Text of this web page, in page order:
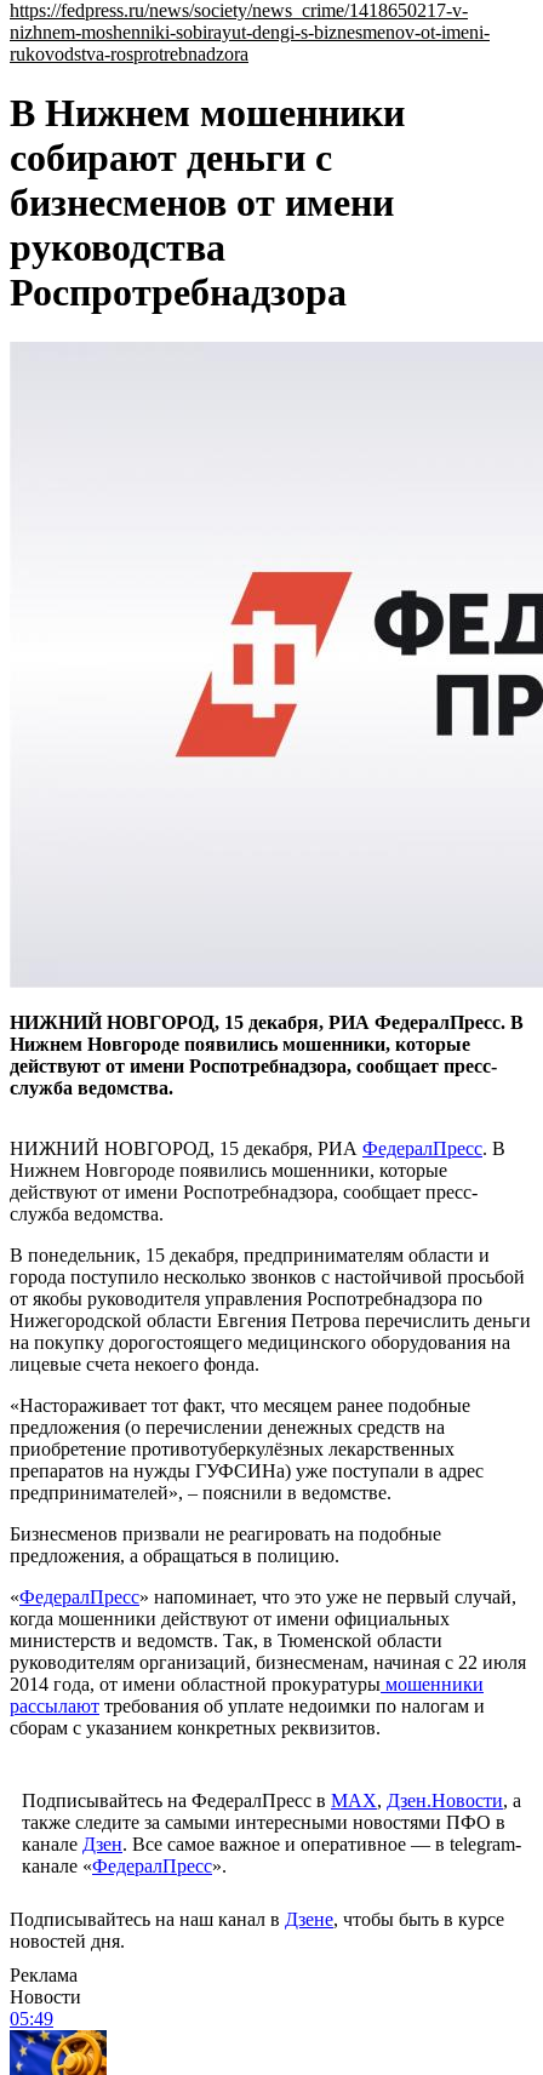
https://fedpress.ru/news/society/news_crime/1418650217-v-
nizhnem-moshenniki-sobirayut-dengi-s-biznesmenov-ot-imeni-
rukovodstva-rosprotrebnadzora
В Нижнем мошенники
собирают деньги с
бизнесменов от имени
руководства
Роспротребнадзора
НИЖНИЙ НОВГОРОД, 15 декабря, РИА ФедералПресс. В
Нижнем Новгороде появились мошенники, которые
действуют от имени Роспотребнадзора, сообщает пресс-
служба ведомства.
НИЖНИЙ НОВГОРОД, 15 декабря, РИА ФедералПресс. В
Нижнем Новгороде появились мошенники, которые
действуют от имени Роспотребнадзора, сообщает пресс-
служба ведомства.
В понедельник, 15 декабря, предпринимателям области и
города поступило несколько звонков с настойчивой просьбой
от якобы руководителя управления Роспотребнадзора по
Нижегородской области Евгения Петрова перечислить деньги
на покупку дорогостоящего медицинского оборудования на
лицевые счета некоего фонда.
«Настораживает тот факт, что месяцем ранее подобные
предложения (о перечислении денежных средств на
приобретение противотуберкулёзных лекарственных
препаратов на нужды ГУФСИНа) уже поступали в адрес
предпринимателей», – пояснили в ведомстве.
Бизнесменов призвали не реагировать на подобные
предложения, а обращаться в полицию.
«ФедералПресс» напоминает, что это уже не первый случай,
когда мошенники действуют от имени официальных
министерств и ведомств. Так, в Тюменской области
руководителям организаций, бизнесменам, начиная с 22 июля
2014 года, от имени областной прокуратуры мошенники
рассылают требования об уплате недоимки по налогам и
сборам с указанием конкретных реквизитов.
Подписывайтесь на ФедералПресс в МАХ, Дзен.Новости, а
также следите за самыми интересными новостями ПФО в
канале Дзен. Все самое важное и оперативное — в telegram-
канале «ФедералПресс».
Подписывайтесь на наш канал в Дзене, чтобы быть в курсе
новостей дня.
Реклама
Новости
05:49